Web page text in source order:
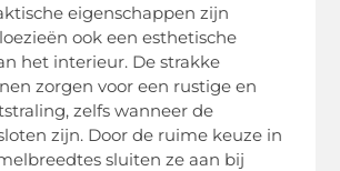
eigenschappen zijn
ook een esthetische
het interieur. De strakke
zorgen voor een rustige en
zelfs wanneer de
zijn. Door de ruime keuze in
sluiten ze aan bij